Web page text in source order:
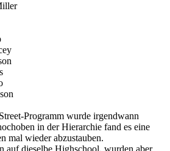
Programm wurde irgendwann
in der Hierarchie fand es eine
mal wieder abzustauben.